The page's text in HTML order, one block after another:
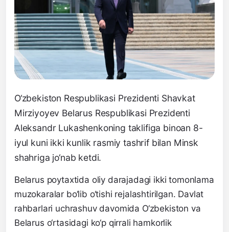
O‘zbekiston Respublikasi Prezidenti Shavkat
Mirziyoyev Belarus Respublikasi Prezidenti
Aleksandr Lukashenkoning taklifiga binoan 8-
iyul kuni ikki kunlik rasmiy tashrif bilan Minsk
shahriga jo‘nab ketdi.
Belarus poytaxtida oliy darajadagi ikki tomonlama
muzokaralar bo‘lib o‘tishi rejalashtirilgan. Davlat
rahbarlari uchrashuv davomida O‘zbekiston va
Belarus o‘rtasidagi ko‘p qirrali hamkorlik